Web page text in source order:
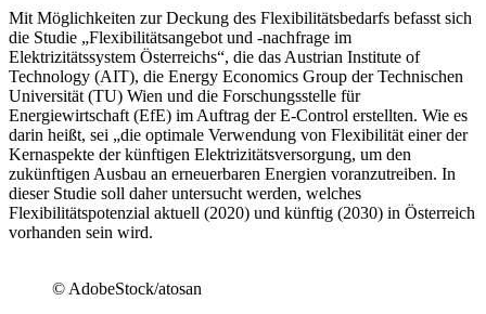
Mit Möglichkeiten zur Deckung des Flexibilitätsbedarfs befasst sich
die Studie „Flexibilitätsangebot und -nachfrage im
Elektrizitätssystem Österreichs“, die das Austrian Institute of
Technology (AIT), die Energy Economics Group der Technischen
Universität (TU) Wien und die Forschungsstelle für
Energiewirtschaft (EfE) im Auftrag der E-Control erstellten. Wie es
darin heißt, sei „die optimale Verwendung von Flexibilität einer der
Kernaspekte der künftigen Elektrizitätsversorgung, um den
zukünftigen Ausbau an erneuerbaren Energien voranzutreiben. In
dieser Studie soll daher untersucht werden, welches
Flexibilitätspotenzial aktuell (2020) und künftig (2030) in Österreich
vorhanden sein wird.
© AdobeStock/atosan